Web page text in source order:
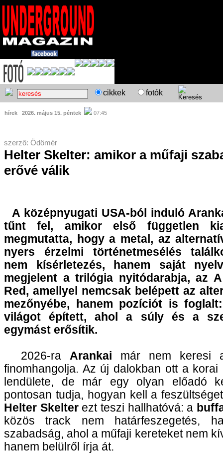
cikkek fotók
hírek 2026. május 15. péntek 07:45
szerző: Ödömér
Helter Skelter: amikor a műfaji
erővé válik
A középnyugati USA-ból induló
tűnt fel, amikor első független
megmutatta, hogy a metal, az
nyers érzelmi történetmesélés
nem kísérletezés, hanem saját
megjelent a trilógia nyitódarabja, az
Red, amellyel nemcsak belépett az
mezőnyébe, hanem pozíciót is
világot épített, ahol a súly és a
egymást erősítik.
2026-ra Arankai már nem keresi
finomhangolja. Az új dalokban ott a korai
lendülete, de már egy olyan előadó
pontosan tudja, hogyan kell a
Helter Skelterezt teszi hallhatóvá: a
közös track nem határfeszegetés,
szabadság, ahol a műfaji kereteket nem
hanem belülről írja át.